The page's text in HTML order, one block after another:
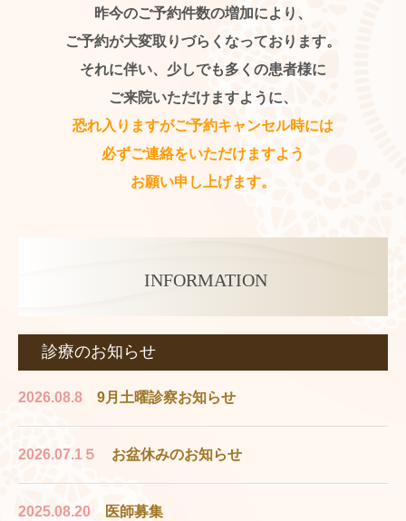
昨今のご予約件数の増加により、
ご予約が大変取りづらくなっております。
それに伴い、少しでも多くの患者様に
ご来院いただけますように、
恐れ入りますがご予約キャンセル時には
必ずご連絡をいただけますよう
お願い申し上げます。
INFORMATION
診療のお知らせ
2026.08.8 9月土曜診察お知らせ
2026.07.1５ お盆休みのお知らせ
2025.08.20 医師募集